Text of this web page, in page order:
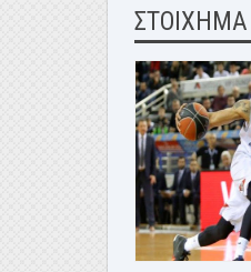
ΣΤΟΙΧΗΜΑ